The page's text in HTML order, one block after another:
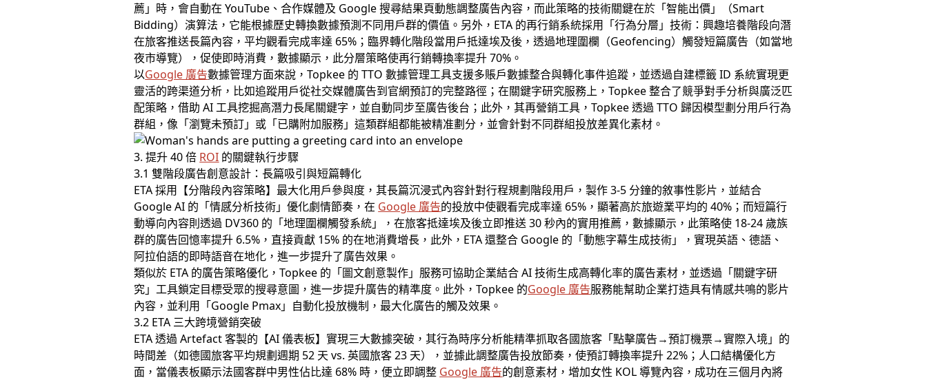
薦」時，會自動在 YouTube、合作媒體及 Google 搜尋結果頁動態調整廣告內容，而此策略的技術關鍵在於「智能出價」（Smart
Bidding）演算法，它能根據歷史轉換數據預測不同用戶群的價值。另外，ETA 的再行銷系統採用「行為分層」技術：興趣培養階段向潛
在旅客推送長篇內容，平均觀看完成率達 65%；臨界轉化階段當用戶抵達埃及後，透過地理圍欄（Geofencing）觸發短篇廣告（如當地
夜市導覽），促使即時消費，數據顯示，此分層策略使再行銷轉換率提升 70%。
以Google 廣告數據管理方面來說，Topkee 的 TTO 數據管理工具支援多賬戶數據整合與轉化事件追蹤，並透過自建標籤 ID 系統實現更
靈活的跨渠道分析，比如追蹤用戶從社交媒體廣告到官網預訂的完整路徑；在關鍵字研究服務上，Topkee 整合了競爭對手分析與廣泛匹
配策略，借助 AI 工具挖掘高潛力長尾關鍵字，並自動同步至廣告後台；此外，其再營銷工具，Topkee 透過 TTO 歸因模型劃分用戶行為
群組，像「瀏覽未預訂」或「已購附加服務」這類群組都能被精准劃分，並會針對不同群組投放差異化素材。
3. 提升 40 倍 ROI 的關鍵執行步驟
3.1 雙階段廣告創意設計：長篇吸引與短篇轉化
ETA 採用【分階段內容策略】最大化用戶參與度，其長篇沉浸式內容針對行程規劃階段用戶，製作 3-5 分鐘的敘事性影片，並結合
Google AI 的「情感分析技術」優化劇情節奏，在 Google 廣告的投放中使觀看完成率達 65%，顯著高於旅遊業平均的 40%；而短篇行
動導向內容則透過 DV360 的「地理圍欄觸發系統」，在旅客抵達埃及後立即推送 30 秒內的實用推薦，數據顯示，此策略使 18-24 歲族
群的廣告回憶率提升 6.5%，直接貢獻 15% 的在地消費增長，此外，ETA 還整合 Google 的「動態字幕生成技術」，實現英語、德語、
阿拉伯語的即時語音在地化，進一步提升了廣告效果。​
類似於 ETA 的廣告策略優化，Topkee 的「圖文創意製作」服務可協助企業結合 AI 技術生成高轉化率的廣告素材，並透過「關鍵字研
究」工具鎖定目標受眾的搜尋意圖，進一步提升廣告的精準度。此外，Topkee 的Google 廣告服務能幫助企業打造具有情感共鳴的影片
內容，並利用「Google Pmax」自動化投放機制，最大化廣告的觸及效果。
3.2 ETA 三大跨境營銷突破
ETA 透過 Artefact 客製的【AI 儀表板】實現三大數據突破，其行為時序分析能精準抓取各國旅客「點擊廣告→預訂機票→實際入境」的
時間差（如德國旅客平均規劃週期 52 天 vs. 英國旅客 23 天），並據此調整廣告投放節奏，使預訂轉換率提升 22%；人口結構優化方
面，當儀表板顯示法國客群中男性佔比達 68% 時，便立即調整 Google 廣告的創意素材，增加女性 KOL 導覽內容，成功在三個月內將